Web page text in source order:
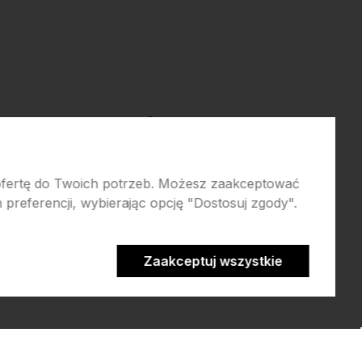
O nas
do Twoich potrzeb. Możesz zaakceptować
wybierając opcję "Dostosuj zgody".
Zaakceptuj wszystkie